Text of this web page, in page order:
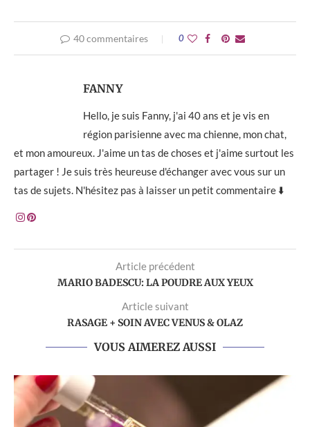
40 commentaires 0
FANNY
Hello, je suis Fanny, j'ai 40 ans et je vis en
région parisienne avec ma chienne, mon chat,
et mon amoureux. J'aime un tas de choses et j'aime surtout les
partager ! Je suis très heureuse d'échanger avec vous sur un
tas de sujets. N'hésitez pas à laisser un petit commentaire ⬇️
Article précédent
MARIO BADESCU: LA POUDRE AUX YEUX
Article suivant
RASAGE + SOIN AVEC VENUS & OLAZ
VOUS AIMEREZ AUSSI